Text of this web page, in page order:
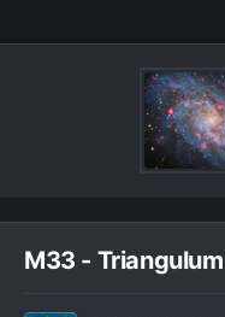
M33 -